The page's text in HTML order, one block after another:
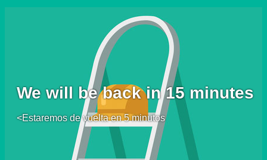
We will be back in 15 minutes
<Estaremos de vuelta en 5 minutos